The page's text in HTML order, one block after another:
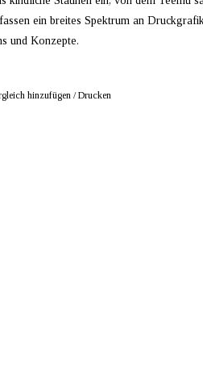
ein breites Spektrum an
und Konzepte.
hinzufügen /Drucken